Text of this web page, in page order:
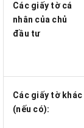
Các giấy tờ cá
nhân của chủ
đầu tư
Các giấy tờ khác
(nếu có):